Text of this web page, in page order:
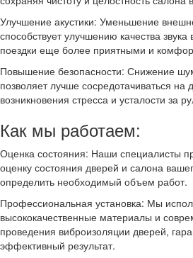
Улучшение акустики: Уменьшение
способствует улучшению качества
поездки еще более приятными и
Повышение безопасности: Снижение
позволяет лучше сосредотачиваться на
возникновения стресса и усталости за
Как мы работаем:
Оценка состояния: Наши специалисты
оценку состояния дверей и салона
определить необходимый объем работ.
Профессиональная установка: Мы
высококачественные материалы и
проведения виброизоляции дверей,
эффективный результат.